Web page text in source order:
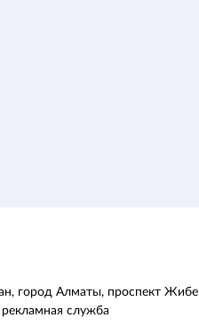
город Алматы, проспект
служба